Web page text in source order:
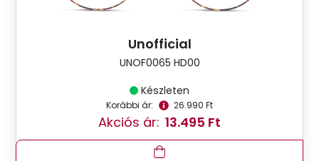
Unofficial
UNOF0065 HD00
Készleten
Korábbi ár: 26.990 Ft
Akciós ár: 13.495 Ft